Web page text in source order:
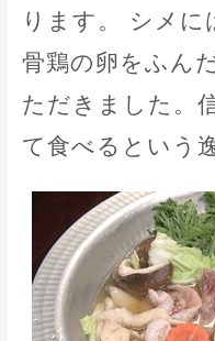
ります。 シメに
骨鶏の卵をふん
ただきました。
て食べるという